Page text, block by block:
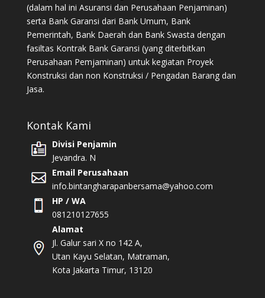
(dalam hal ini Asuransi dan Perusahaan Penjaminan)
serta Bank Garansi dari Bank Umum, Bank
Pemerintah, Bank Daerah dan Bank Swasta dengan
fasiltas Kontrak Bank Garansi (yang diterbitkan
Perusahaan Pemjaminan) untuk kegiatan Proyek
Konstruksi dan non Konstruksi / Pengadan Barang dan
Jasa.
Kontak Kami
Divisi Penjamin
Jevandra. N
Email Perusahaan
info.bintangharapanbersama@yahoo.com
HP / WA
081210127655
Alamat
Jl. Galur sari X no 142 A,
Utan Kayu Selatan, Matraman,
Kota Jakarta Timur, 13120